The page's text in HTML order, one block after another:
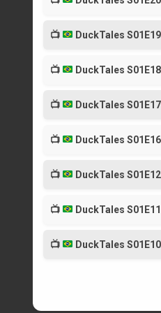
📺 DuckTales S01E19
📺 DuckTales S01E18
📺 DuckTales S01E17
📺 DuckTales S01E16
📺 DuckTales S01E12
📺 DuckTales S01E11
📺 DuckTales S01E10